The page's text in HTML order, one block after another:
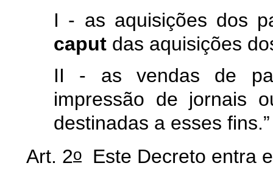
I - as aquisições dos
caput das aquisições
II - as vendas de
impressão de jornais
destinadas a esses
Art. 2o Este Decreto entra